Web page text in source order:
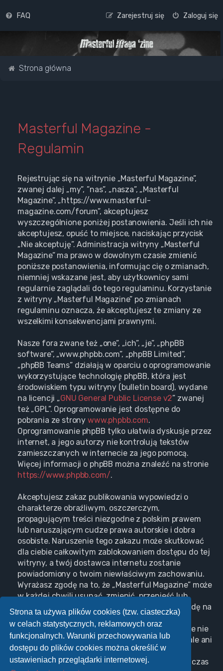
Strona ta używa plików cookies (tzw. ciasteczka)
w celach statystycznych, reklamowych oraz
funkcjonalnych. Warunki przechowywania lub
dostępu do plików cookies można określić w
ustawieniach przeglądarki internetowej.
FAQ Zaloguj się
Zarejestruj się
Strona główna
Masterful Magazine -
Regulamin
Rejestrując się na witrynie „Masterful Magazine”,
zwanej dalej „my”, ”nas”, „nasza”, „Masterful
Magazine”, „https://www.masterful-
magazine.com/forum”, akceptujesz
wyszczególnione poniżej postanowienia. Jeśli ich nie
akceptujesz, opuść to miejsce, naciskając przycisk
„Nie akceptuję”. Administracja witryny „Masterful
Magazine” ma prawo w dowolnym czasie zmienić
poniższe postanowienia, informując cię o zmianach,
niemniej wskazane jest, aby użytkownicy sami
regularnie zaglądali do tego regulaminu. Korzystanie
z witryny „Masterful Magazine” po zmianach
regulaminu oznacza, że akceptujesz te zmiany ze
wszelkimi konsekwencjami prawnymi.
Nasze fora zwane też „one”, „ich”, „je”, „phpBB
software”, „www.phpbb.com”, „phpBB Limited”,
„phpBB Teams” działają w oparciu o oprogramowanie
wykorzystujące technologię phpBB, która jest
środowiskiem typu witryny (bulletin board), wydane
na licencji „GNU General Public License v2” zwanej
też „GPL”. Oprogramowanie jest dostępne do
pobrania ze strony www.phpbb.com.
Oprogramowanie phpBB tylko ułatwia dyskusje przez
internet, a jego autorzy nie kontrolują tekstów
zamieszczanych w internecie za jego pomocą.
Więcej informacji o phpBB można znaleźć na stronie
https://www.phpbb.com/.
Akceptujesz zakaz publikowania wypowiedzi o
charakterze obraźliwym, oszczerczym,
propagującym treści niezgodne z polskim prawem
lub naruszającym cudze prawa autorskie i dobra
osobiste. Naruszenie tego zakazu może skutkować
dla ciebie całkowitym zablokowaniem dostępu do tej
witryny, a twój dostawca internetu zostanie
powiadomiony o twoim niewłaściwym zachowaniu.
Wyrażasz zgodę na to, że „Masterful Magazine” może
w każdej chwili usunąć, zmienić, przenieść lub
zamknąć każdy twój temat, post. Wyrażasz zgodę na
zapisywanie wszystkich podanych przez ciebie
informacji w naszej bazie danych. Informacje te nie
będą przekazywane nikomu bez twojej zgody, ale ani
„Masterful Magazine”, ani phpBB nie ponosi
odpowiedzialności za włamania do witryny, podczas